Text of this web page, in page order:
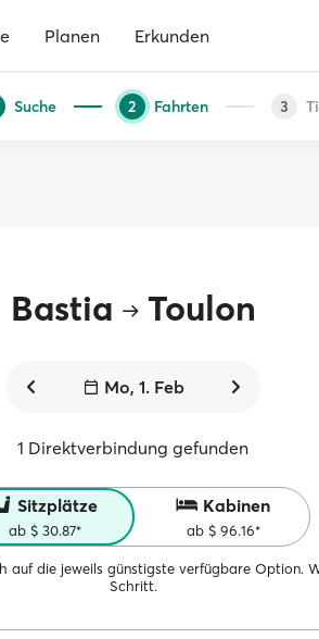
Planen Erkunden
Suche 2 Fahrten 3
Bastia Toulon
Mo, 1. Feb
1 Direktverbindung gefunden
Sitzplätze
ab $ 30.87*
Kabinen
ab $ 96.16*
auf die jeweils günstigste verfügbare Option.
Schritt.